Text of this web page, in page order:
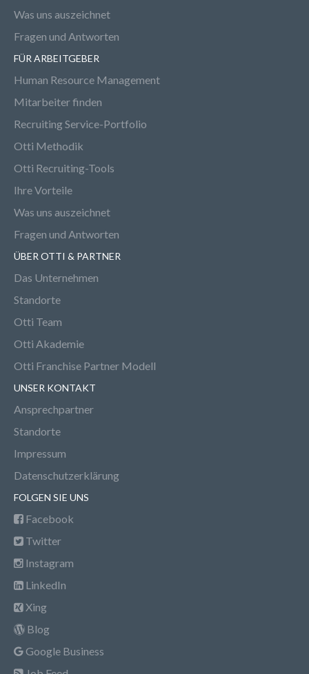
Was uns auszeichnet
Fragen und Antworten
FÜR ARBEITGEBER
Human Resource Management
Mitarbeiter finden
Recruiting Service-Portfolio
Otti Methodik
Otti Recruiting-Tools
Ihre Vorteile
Was uns auszeichnet
Fragen und Antworten
ÜBER OTTI & PARTNER
Das Unternehmen
Standorte
Otti Team
Otti Akademie
Otti Franchise Partner Modell
UNSER KONTAKT
Ansprechpartner
Standorte
Impressum
Datenschutzerklärung
FOLGEN SIE UNS
Facebook
Twitter
Instagram
LinkedIn
Xing
Blog
Google Business